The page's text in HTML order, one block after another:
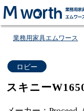
業務用家具エムワース
ロビー
スキニー